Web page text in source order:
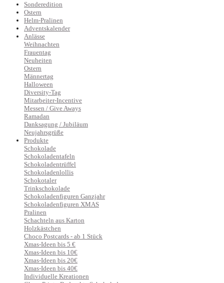
Sonderedition
Ostern
Helm-Pralinen
Adventskalender
Anlässe
Weihnachten
Frauentag
Neuheiten
Ostern
Männertag
Halloween
Diversity-Tag
Mitarbeiter-Incentive
Messen / Give Aways
Ramadan
Danksagung / Jubiläum
Neujahrsgrüße
Produkte
Schokolade
Schokoladentafeln
Schokoladentrüffel
Schokoladenlollis
Schokotaler
Trinkschokolade
Schokoladenfiguren Ganzjahr
Schokoladenfiguren XMAS
Pralinen
Schachteln aus Karton
Holzkästchen
Choco Postcards - ab 1 Stück
Xmas-Ideen bis 5 €
Xmas-Ideen bis 10€
Xmas-Ideen bis 20€
Xmas-Ideen bis 40€
Individuelle Kreationen